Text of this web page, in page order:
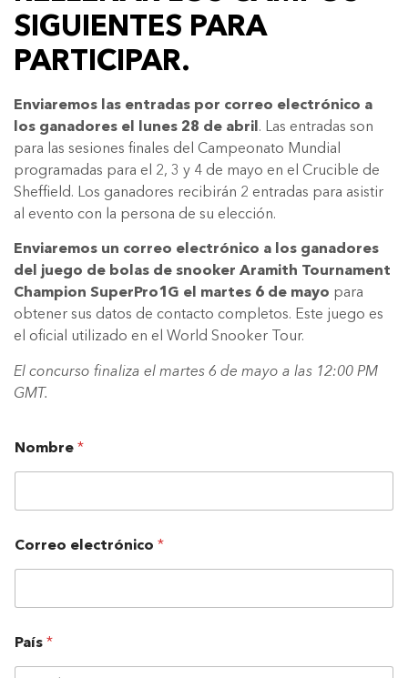
SIGUIENTES PARA
PARTICIPAR.
Enviaremos las entradas por correo electrónico a
los ganadores el lunes 28 de abril . Las entradas son
para las sesiones finales del Campeonato Mundial
programadas para el 2, 3 y 4 de mayo en el Crucible de
Sheffield. Los ganadores recibirán 2 entradas para asistir
al evento con la persona de su elección.
Enviaremos un correo electrónico a los ganadores
del juego de bolas de snooker Aramith Tournament
Champion SuperPro1G el martes 6 de mayo para
obtener sus datos de contacto completos. Este juego es
el oficial utilizado en el World Snooker Tour.
El concurso finaliza el martes 6 de mayo a las 12:00 PM
GMT.
Nombre *
Correo electrónico *
País *